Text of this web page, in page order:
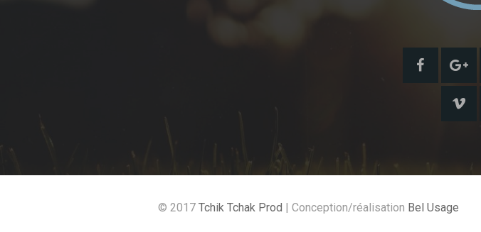
© 2017 Tchik Tchak Prod | Conception/réalisation Bel Usage